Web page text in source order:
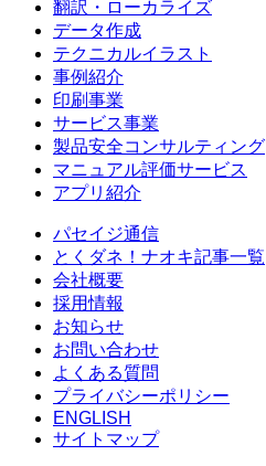
翻訳・ローカライズ
データ作成
テクニカルイラスト
事例紹介
印刷事業
サービス事業
製品安全コンサルティング
マニュアル評価サービス
アプリ紹介
パセイジ通信
とくダネ！ナオキ記事一覧
会社概要
採用情報
お知らせ
お問い合わせ
よくある質問
プライバシーポリシー
ENGLISH
サイトマップ